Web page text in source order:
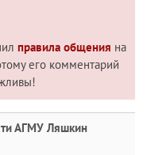
правила общения на
его комментарий
АГМУ Ляшкин